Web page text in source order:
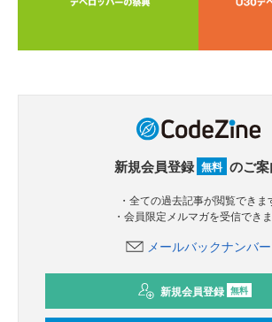
新規会員登録 無料 のご
・全ての過去記事が閲覧できま
・会員限定メルマガを受信でき
メールバックナンバー
新規会員登録 無料